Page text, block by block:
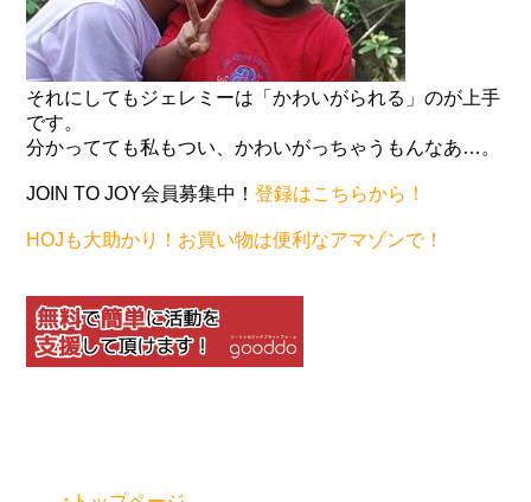
それにしてもジェレミーは「かわいがられる」のが上手
です。
分かってても私もつい、かわいがっちゃうもんなあ…。
JOIN TO JOY会員募集中！登録はこちらから！
HOJも大助かり！お買い物は便利なアマゾンで！